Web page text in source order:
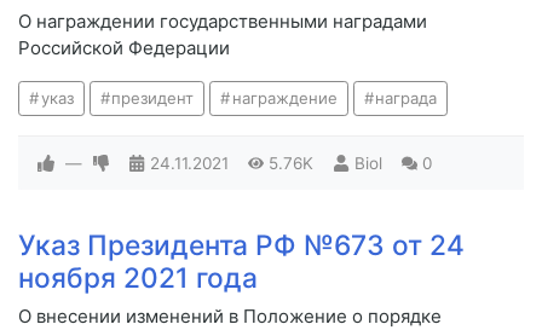
О награждении государственными наградами
Российской Федерации
указ президент награждение награда
— 24.11.2021 5.76K Biol 0
Указ Президента РФ №673 от 24
ноября 2021 года
О внесении изменений в Положение о порядке